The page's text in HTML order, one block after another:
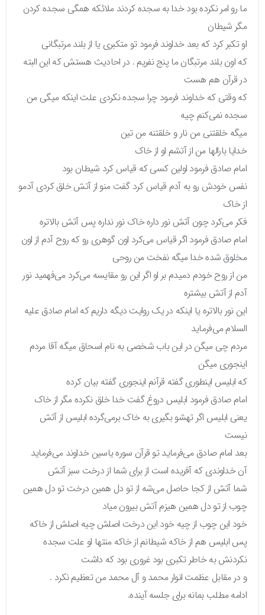
ما رو امر نکرده بود خدا به سجده کردند ملائکه همگی سجده کردن
مگر شیطان
او تکبر کرد که بعد خداوند فرمود تو متکبری یا از بلند مرتبگانی
که اون بلند مرتبگان ما پنج نفریم . در احادیث هستش که این البته
در قرآن هم هست
که وقتی که خداوند فرمود چرا سجده نکردی علت اینکه میگی من
سجده نمی‌کنم چیه
میگه خلقتنی من نار و خلقتنه من تین
خدایا بارالها من از آتشم او از خاک
امام صادق فرمود اولین کسی که قیاس کرد شیطان بود
نفس خودش رو به آدم قیاس کرد گفت منو از آتش خلق کردی آدمو
از خاک
فکر می‌کرد چون آتش نور داره خاک نور نداره پس آتش بالاتره
امام صادق فرمود اگر قیاس می‌کرد اون گوهری رو که روح آدم از اون
مخلوق شده خدا میگه نفخت من روحی
من از روح خودم دمیدم بر او اگر این رو مقایسه می‌کرد می‌فهمید نور
آدم از آتش بیشتره
این نور بالاتره یا اینکه در یک روایت دیگه داریم که امام صادق علیه
السلام می‌فرماید
مردم چی میگن در این باب شخصی به نام اسحاق میگه آقا مردم
اینجوری میگن
که ابلیس اینطوری گفته قرآنم اینجوری گفته بیان کرده
امام صادق فرمود ابلیس دروغ گفت خدا خلق نکرده مگر از خاک
یعنی ابلیس اگر تهشو بگیری به خاک برمی‌گرده ابلیس از آتش
نیست
بعد امام صادق می‌فرماید تو قرآن سوره یاسین خداوند می‌فرماید
آن خداوندی که آفریده است از برای شما از درخت سبز آتش
شما آتش از کجا حاصل می‌شه از تو دل همین درخت تو دل همین
چوب از تو دل همین هیزم آتش بیرون میاد
خود این چوب از چیه خود این درخت اصلش چیه اصلش از خاکه
پس ابلیس هم از خاکه شیطانم از خاکه منتها او علت سجده
نکردنش به خاطر تکبری بود غروری بود که داشت
و در مقابل عظمت انوار محمد و آل محمد من تعظیم نکرد .
ادامه مطلب بمانه برای جلسه آینده.